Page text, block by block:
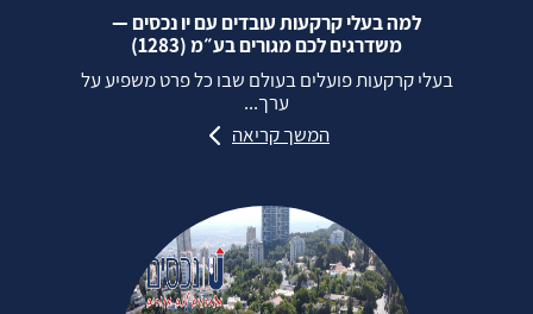
למה בעלי קרקעות עובדים עם יו נכסים —
משדרגים לכם מגורים בע״מ (1283)
בעלי קרקעות פועלים בעולם שבו כל פרט משפיע על
ערך...
המשך קריאה